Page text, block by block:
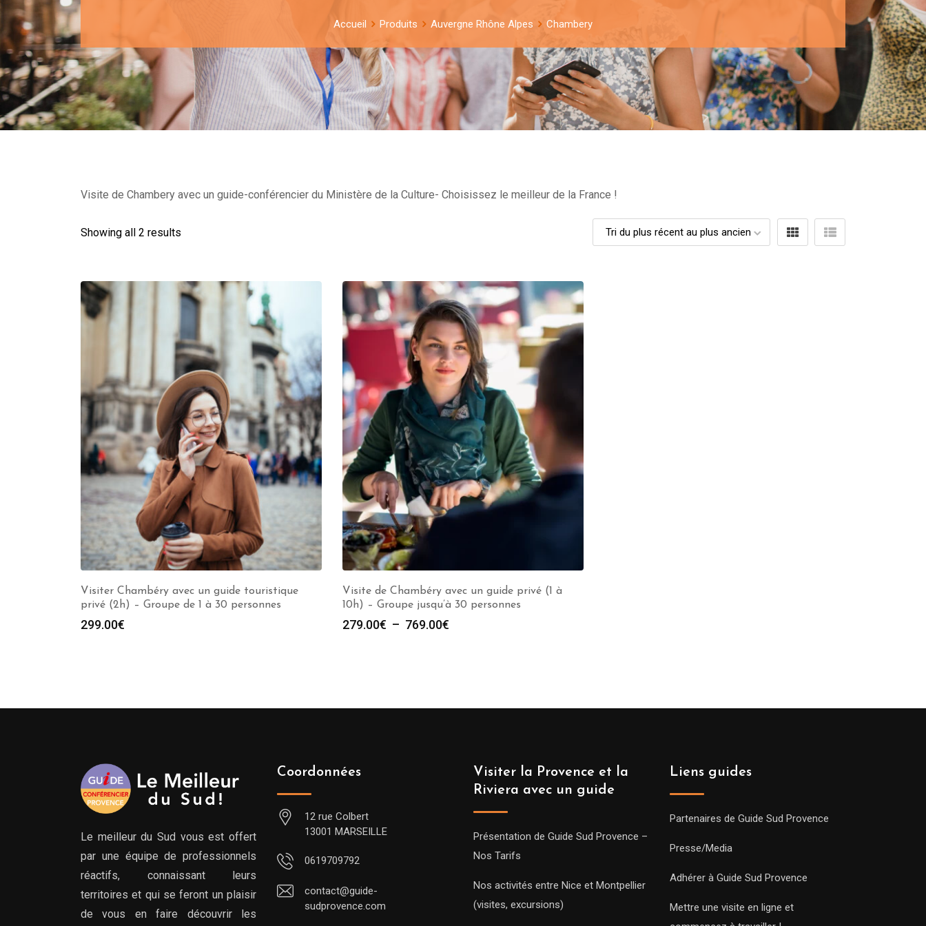
Accueil Produits Auvergne Rhône Alpes Chambery
Visite de Chambery avec un guide-conférencier du Ministère de la Culture- Choisissez le meilleur de la France !
Showing all 2 results
Visiter Chambéry avec un guide touristique
privé (2h) – Groupe de 1 à 30 personnes
299.00€
Visite de Chambéry avec un guide privé (1 à
10h) – Groupe jusqu’à 30 personnes
279.00€ – 769.00€
Le meilleur du Sud vous est offert
par une équipe de professionnels
réactifs, connaissant leurs
territoires et qui se feront un plaisir
de vous en faire découvrir les
Coordonnées
12 rue Colbert
13001 MARSEILLE
0619709792
contact@guide-
sudprovence.com
Visiter la Provence et la
Riviera avec un guide
Présentation de Guide Sud Provence –
Nos Tarifs
Nos activités entre Nice et Montpellier
(visites, excursions)
Liens guides
Partenaires de Guide Sud Provence
Presse/Media
Adhérer à Guide Sud Provence
Mettre une visite en ligne et